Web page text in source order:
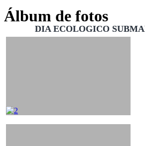
Álbum de fotos
DIA ECOLOGICO